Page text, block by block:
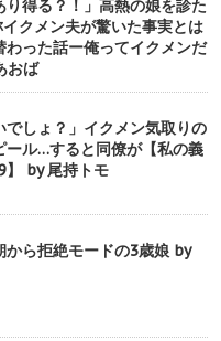
り得る？！」高熱の娘を診た
クメン夫が驚いた事実とは
わった話ー俺ってイクメンだ
おば
でしょ？」イクメン気取りの
ール…すると同僚が【私の義
】 by 尾持トモ
から拒絶モードの3歳娘 by